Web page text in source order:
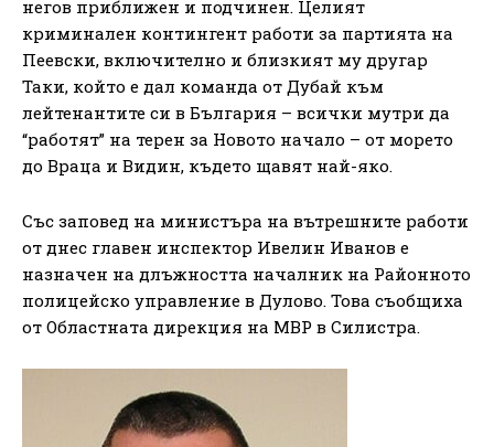
негов приближен и подчинен. Целият
криминален контингент работи за партията на
Пеевски, включително и близкият му другар
Таки, който е дал команда от Дубай към
лейтенантите си в България – всички мутри да
“работят” на терен за Новото начало – от морето
до Враца и Видин, където щавят най-яко.
Със заповед на министъра на вътрешните работи
от днес главен инспектор Ивелин Иванов е
назначен на длъжността началник на Районното
полицейско управление в Дулово. Това съобщиха
от Областната дирекция на МВР в Силистра.